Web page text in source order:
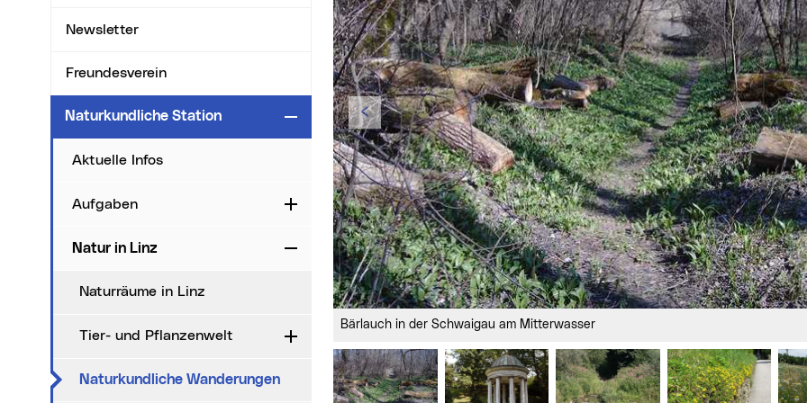
Newsletter
Freundesverein
Naturkundliche Station Zuklappen
Aktuelle Infos
Aufgaben Aufklappen
Natur in Linz Zuklappen
Naturräume in Linz
Tier- und Pflanzenwelt Aufklappen
Naturkundliche Wanderungen(aktueller Menüpunkt)
Bärlauch in der Schwaigau am Mitterwasser
Zurück